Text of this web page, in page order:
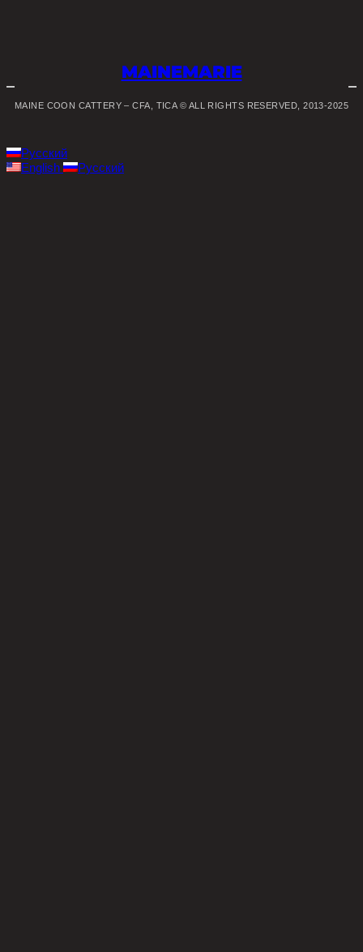
MAINEMARIE
MAINE COON CATTERY – CFA, TICA © ALL RIGHTS RESERVED, 2013-2025
Русский
English
Русский